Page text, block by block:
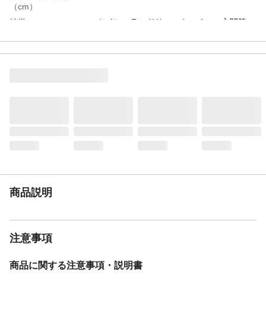
（cm）
特徴
●トイレ、ランドリー、キッチン、玄関等い
使用方法
取扱説明書をよくご覧いただき、ご使用く
に行ってください。
商品説明
注意事項
商品に関する注意事項・説明書